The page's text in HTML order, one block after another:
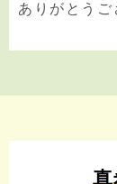
ありがとうご